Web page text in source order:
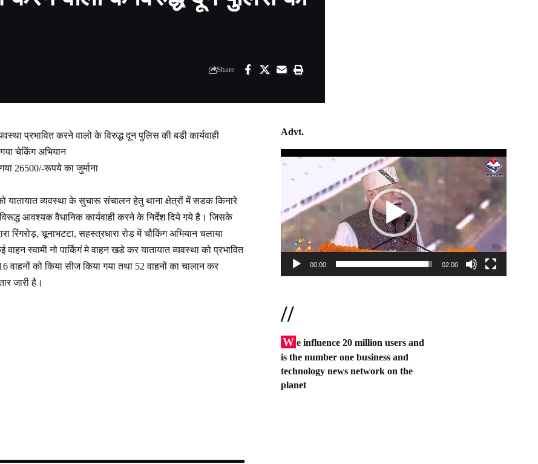
Share
प्रभावित करने वालो के विरुद्ध दून पुलिस की बडी कार्यवाही
गया चेकिंग अभियान
26500/-रूपये का जुर्माना
को यातायात व्यवस्था के सुचारू संचालन हेतु थाना क्षेत्रों में सडक किनारे
आवश्यक वैधानिक कार्यवाही करने के निर्देश दिये गये है। जिसके
रिंगरोड़, चूनाभटटा, सहस्त्रधारा रोड में चौकिंग अभियान चलाया
स्वामी नो पार्किगं मे वाहन खडे कर यातायात व्यवस्था को प्रभावित
वाहनों को किया सीज किया गया तथा 52 वाहनों का चालान कर
जारी है।
Advt.
Video
00:00 02:00
//
W e influence 20 million users and
is the number one business and
technology news network on the
planet